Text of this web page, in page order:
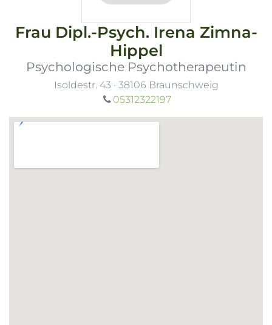
Frau Dipl.-Psych. Irena Zimna-
Hippel
Psychologische Psychotherapeutin
Isoldestr. 43 · 38106 Braunschweig
05312322197